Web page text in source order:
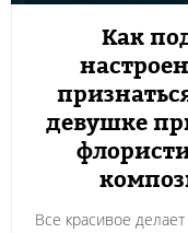
Как
девушке
Все красивое